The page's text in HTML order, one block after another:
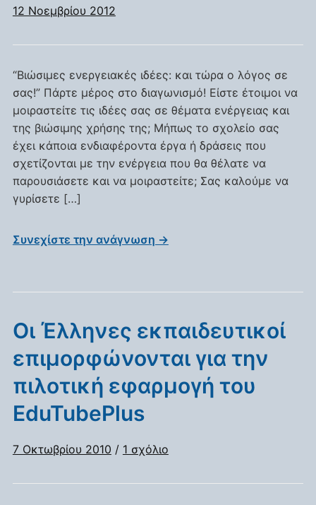
12 Νοεμβρίου 2012
“Βιώσιμες ενεργειακές ιδέες: και τώρα ο λόγος σε
σας!” Πάρτε μέρος στο διαγωνισμό! Είστε έτοιμοι να
μοιραστείτε τις ιδέες σας σε θέματα ενέργειας και
της βιώσιμης χρήσης της; Μήπως το σχολείο σας
έχει κάποια ενδιαφέροντα έργα ή δράσεις που
σχετίζονται με την ενέργεια που θα θέλατε να
παρουσιάσετε και να μοιραστείτε; Σας καλούμε να
γυρίσετε […]
Συνεχίστε την ανάγνωση →
Οι Έλληνες εκπαιδευτικοί
επιμορφώνονται για την
πιλοτική εφαρμογή του
EduTubePlus
7 Οκτωβρίου 2010 / 1 σχόλιοστο
Έλληνες